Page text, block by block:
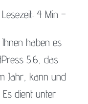
Lesezeit: 4 Min –
haben es
5.6, das
Jahr, kann und
dient unter